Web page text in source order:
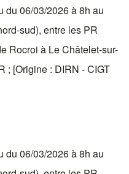
du 06/03/2026 à 8h au
sud), entre les PR
Rocroi à Le Châtelet-sur-
; [Origine : DIRN - CIGT
du 06/03/2026 à 8h au